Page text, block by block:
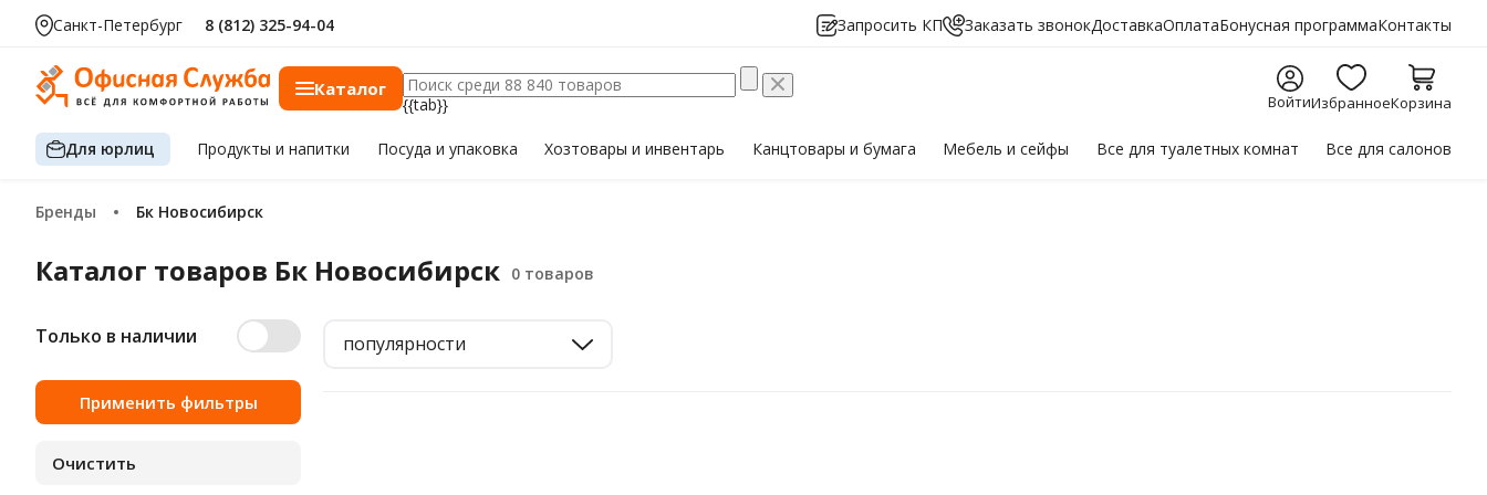
Санкт-Петербург 8 (812) 325-94-04 Запросить КП Заказать звонокДоставкаОплатаБонусная программаКонтакты
Каталог
{{tab}} ВойтиИзбранноеКорзина
Для юрлиц Продуктыи напитки Посуда и упаковка Хозтоварыи инвентарь Канцтовары и бумага Мебельи сейфы Все для туалетных комнат Все для салонов
Бренды Бк Новосибирск
Каталог товаров Бк Новосибирск
Только в наличии популярности